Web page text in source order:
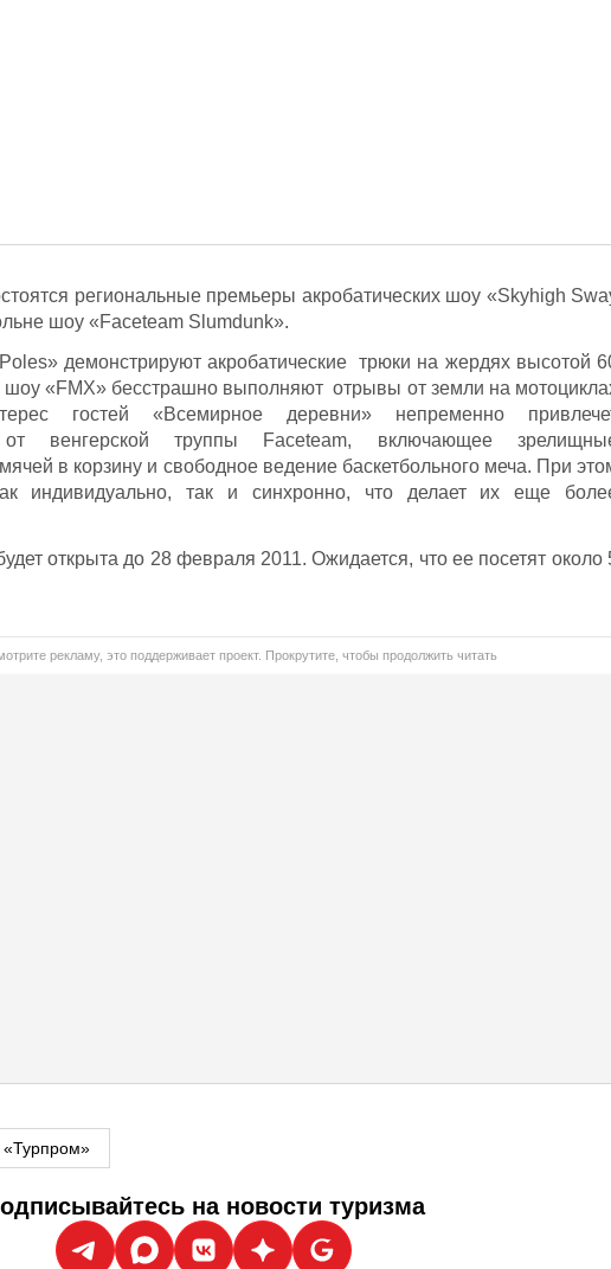
региональные премьеры акробатических шоу «Skyhigh
шоу «Faceteam Slumdunk».
демонстрируют акробатические трюки на жердях высотой
«FMX» бесстрашно выполняют отрывы от земли на
гостей «Всемирное деревни» непременно
венгерской труппы Faceteam, включающее
в корзину и свободное ведение баскетбольного меча. При
индивидуально, так и синхронно, что делает их еще
открыта до 28 февраля 2011. Ожидается, что ее посетят около
рекламу, это поддерживает проект. Прокрутите, чтобы продолжить читать
на новости туризма